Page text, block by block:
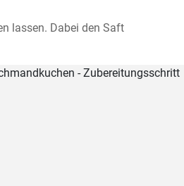
lassen. Dabei den Saft